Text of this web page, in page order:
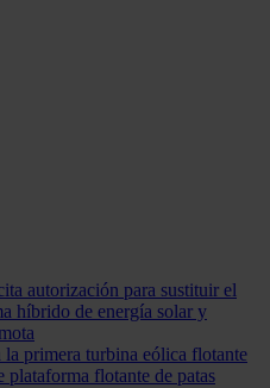
autorización para sustituir el
híbrido de energía solar y
primera turbina eólica flotante
flotante de patas